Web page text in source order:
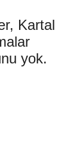
Kartal
yok.